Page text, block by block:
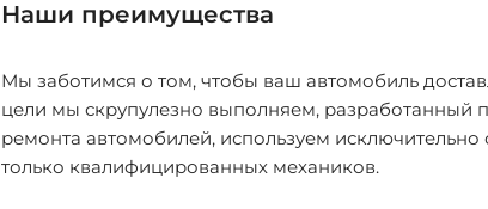
Наши преимущества
Мы заботимся о том, чтобы ваш автомобиль
цели мы скрупулезно выполняем, разработанный
ремонта автомобилей, используем
только квалифицированных механиков.